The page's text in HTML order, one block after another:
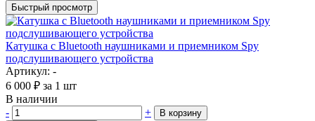
Быстрый просмотр
Катушка с Bluetooth наушниками и приемником Spy
подслушивающего устройства
Артикул: -
6 000 ₽ за 1 шт
В наличии
-
+
В корзину